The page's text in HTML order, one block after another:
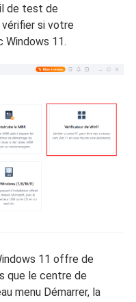
de test de
si votre
11.
11 offre de
que le centre de
menu Démarrer, la